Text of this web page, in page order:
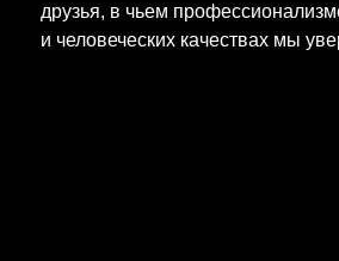
друзья, в чьем
и человеческих качествах мы